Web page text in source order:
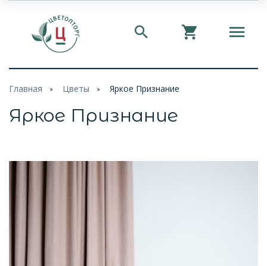
Главная Цветы Яркое Признание
Яркое Признание